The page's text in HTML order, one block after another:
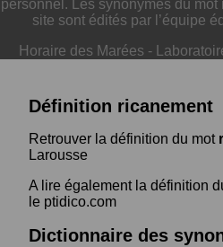
personnel. Les synonymes du
site sont édités par l’équipe
Horaire des Marées -
Définition ricanement
Retrouver la définition du mot
Larousse
A lire également la définition
le ptidico.com
Dictionnaire des